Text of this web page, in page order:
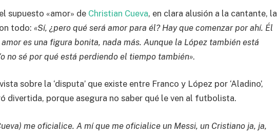
supuesto «amor» de Christian Cueva, en clara alusión a la cantante, la
todo: «Sí, ¿pero qué será amor para él? Hay que comenzar por ahí. Él
es una figura bonita, nada más. Aunque la López también está
no sé por qué está perdiendo el tiempo también».
sobre la ‘disputa’ que existe entre Franco y López por ‘Aladino’,
divertida, porque asegura no saber qué le ven al futbolista.
me oficialice. A mí que me oficialice un Messi, un Cristiano ja, ja,